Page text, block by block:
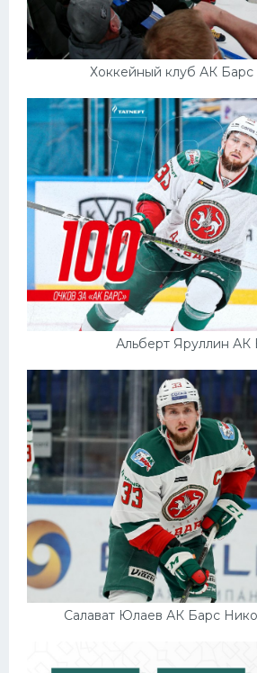
Хоккейный клуб АК Барс
Альберт Яруллин АК
Салават Юлаев АК Барс